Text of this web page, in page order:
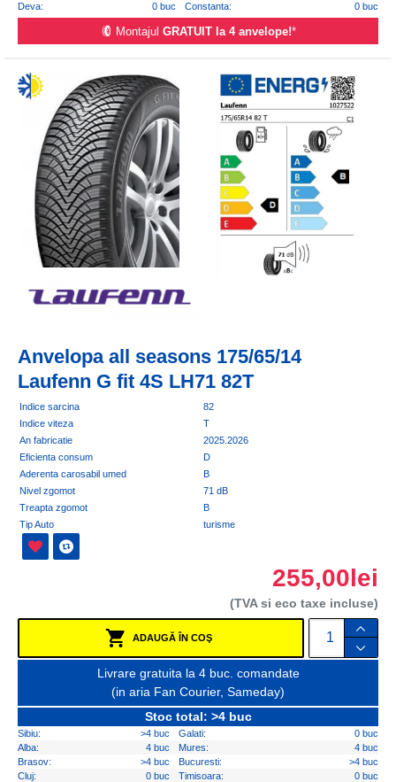
Deva:
0 buc Constanta: 0 buc
Montajul GRATUIT la 4 anvelope!*
Anvelopa all seasons 175/65/14
Laufenn G fit 4S LH71 82T
Indice sarcina
82
Indice viteza
T
An fabricatie
2025.2026
Eficienta consum
D
Aderenta carosabil umed
B
Nivel zgomot
71 dB
Treapta zgomot
B
Tip Auto
turisme
255,00lei
(TVA si eco taxe incluse)
ADAUGĂ ÎN COŞ
Livrare gratuita la 4 buc. comandate
(in aria Fan Courier, Sameday)
Stoc total: >4 buc
Sibiu: >4 buc Galati:
0 buc
Alba:
4 buc Mures:
4 buc
Brasov:
>4 buc Bucuresti:
>4 buc
Cluj:
0 buc Timisoara:
0 buc